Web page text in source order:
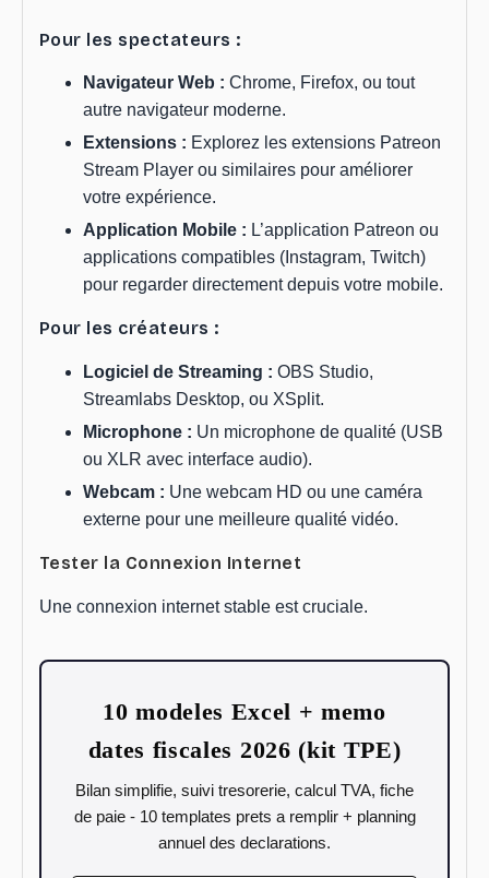
Pour les spectateurs :
Navigateur Web : Chrome, Firefox, ou tout
autre navigateur moderne.
Extensions : Explorez les extensions Patreon
Stream Player ou similaires pour améliorer
votre expérience.
Application Mobile : L’application Patreon ou
applications compatibles (Instagram, Twitch)
pour regarder directement depuis votre mobile.
Pour les créateurs :
Logiciel de Streaming : OBS Studio,
Streamlabs Desktop, ou XSplit.
Microphone : Un microphone de qualité (USB
ou XLR avec interface audio).
Webcam : Une webcam HD ou une caméra
externe pour une meilleure qualité vidéo.
Tester la Connexion Internet
Une connexion internet stable est cruciale.
10 modeles Excel + memo
dates fiscales 2026 (kit TPE)
Bilan simplifie, suivi tresorerie, calcul TVA, fiche
de paie - 10 templates prets a remplir + planning
annuel des declarations.